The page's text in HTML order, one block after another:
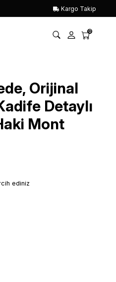
Kargo Takip
0
Orijinal
Detaylı
Mont
ediniz